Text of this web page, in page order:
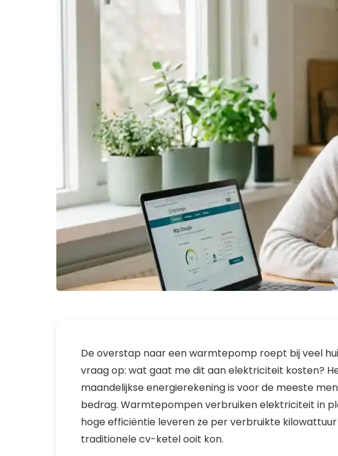
De overstap naar een warmtepomp roept bij veel
vraag op: wat gaat me dit aan elektriciteit kosten?
maandelijkse energierekening is voor de meeste
bedrag. Warmtepompen verbruiken elektriciteit in
hoge efficiëntie leveren ze per verbruikte
traditionele cv-ketel ooit kon.